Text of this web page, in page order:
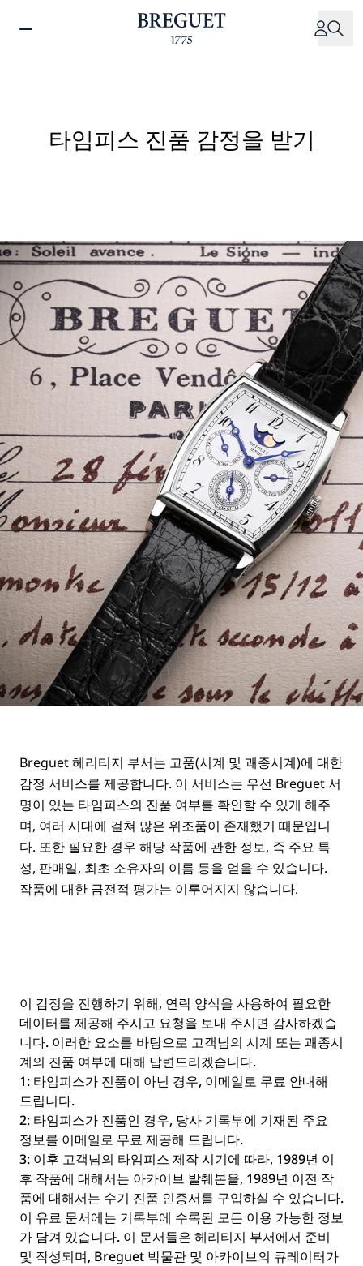
타임피스 진품 감정을 받기
Breguet 헤리티지 부서는 고품(시계 및 괘종시계)에 대한
감정 서비스를 제공합니다. 이 서비스는 우선 Breguet 서
명이 있는 타임피스의 진품 여부를 확인할 수 있게 해주
며, 여러 시대에 걸쳐 많은 위조품이 존재했기 때문입니
다. 또한 필요한 경우 해당 작품에 관한 정보, 즉 주요 특
성, 판매일, 최초 소유자의 이름 등을 얻을 수 있습니다.
작품에 대한 금전적 평가는 이루어지지 않습니다.
이 감정을 진행하기 위해, 연락 양식을 사용하여 필요한
데이터를 제공해 주시고 요청을 보내 주시면 감사하겠습
니다. 이러한 요소를 바탕으로 고객님의 시계 또는 괘종시
계의 진품 여부에 대해 답변드리겠습니다.
1: 타임피스가 진품이 아닌 경우, 이메일로 무료 안내해
드립니다.
2: 타임피스가 진품인 경우, 당사 기록부에 기재된 주요
정보를 이메일로 무료 제공해 드립니다.
3: 이후 고객님의 타임피스 제작 시기에 따라, 1989년 이
후 작품에 대해서는 아카이브 발췌본을, 1989년 이전 작
품에 대해서는 수기 진품 인증서를 구입하실 수 있습니다.
이 유료 문서에는 기록부에 수록된 모든 이용 가능한 정보
가 담겨 있습니다. 이 문서들은 헤리티지 부서에서 준비
및 작성되며, Breguet 박물관 및 아카이브의 큐레이터가